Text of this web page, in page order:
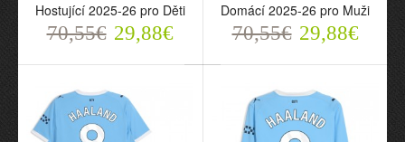
Oficiální Fotbalový Dres
Manchester City Haaland
70,55€ 29,88€
Hostující 2025-26 pro Děti
70,55€ 29,88€
Domácí 2025-26 pro Muži
70,55€ 29,88€